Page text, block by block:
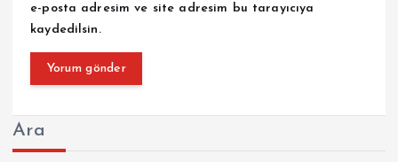
e-posta adresim ve site adresim bu tarayıcıya
kaydedilsin.
Ara